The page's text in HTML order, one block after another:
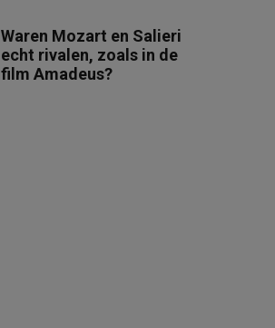
Waren Mozart en Salieri
echt rivalen, zoals in de
film Amadeus?